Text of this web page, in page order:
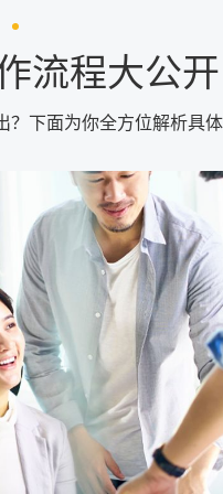
流程大公开
？下面为你全方位解析具